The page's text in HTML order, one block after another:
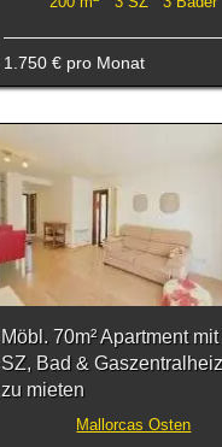
1.750 € pro Monat
Möbl. 70m² Apartment
SZ, Bad &
zu mieten
Mallorcas Osten